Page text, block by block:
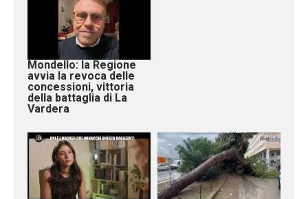
Mondello: la Regione
avvia la revoca delle
concessioni, vittoria
della battaglia di La
Vardera